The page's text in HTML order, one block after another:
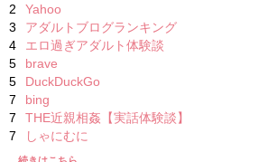
2
Yahoo
3
アダルトブログランキング
4
エロ過ぎアダルト体験談
5
brave
5
DuckDuckGo
7
bing
7
THE近親相姦【実話体験談】
7
しゃにむに